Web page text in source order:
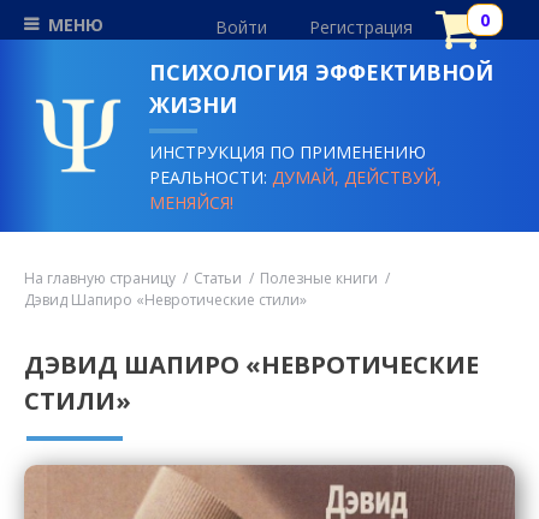
МЕНЮ Войти Регистрация
ПСИХОЛОГИЯ ЭФФЕКТИВНОЙ
ЖИЗНИ
ИНСТРУКЦИЯ ПО ПРИМЕНЕНИЮ
РЕАЛЬНОСТИ:ДУМАЙ, ДЕЙСТВУЙ,
МЕНЯЙСЯ!
На главную страницу Статьи
Полезные книги
Дэвид Шапиро «Невротические стили»
ДЭВИД ШАПИРО «НЕВРОТИЧЕСКИЕ
СТИЛИ»